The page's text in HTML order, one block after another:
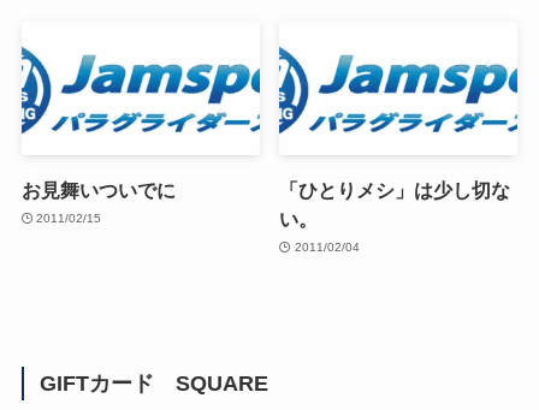
お見舞いついでに
2011/02/15
「ひとりメシ」は少し切な
い。
2011/02/04
GIFTカード SQUARE